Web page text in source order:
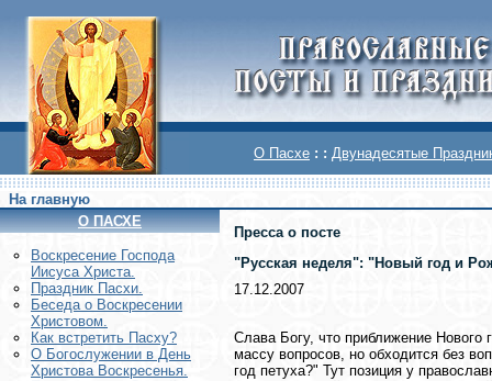
О Пасхе : : Двунадесятые
На главную
О ПАСХЕ
Воскреcение Господа
Иисуса Христа.
Праздник Пасхи.
Беседа о Воскресении
Христовом.
Как встретить Пасху?
О Богослужении в День
Христова Воскресенья.
Пресса о посте
"Русская неделя": "Новый год и
17.12.2007
Слава Богу, что приближение Нового
массу вопросов, но обходится без
год петуха?" Тут позиция у